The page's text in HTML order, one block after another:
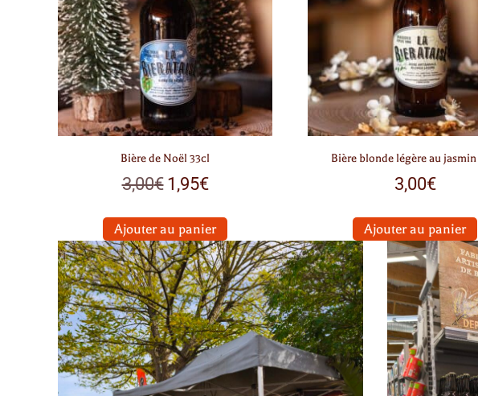
Bière de Noël 33cl
3,00€ 1,95€
Ajouter au panier
Bière blonde légère au jasmin
3,00€
Ajouter au panier